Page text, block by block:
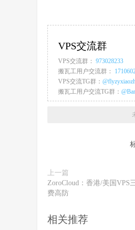
VPS交流群
VPS交流群： 973028233
搬瓦工用户交流群：
VPS交流TG群：
搬瓦工用户交流TG群：
上一篇
ZoroCloud：香港/美国VPS
费高防
相关推荐